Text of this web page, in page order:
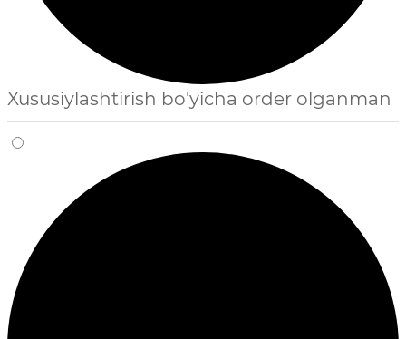
Xususiylashtirish bo'yicha order olganman